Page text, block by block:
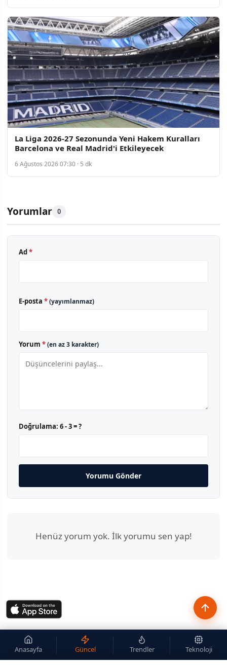
La Liga 2026-27 Sezonunda Yeni Hakem Kuralları
Barcelona ve Real Madrid'i Etkileyecek
6 Ağustos 2026 07:30 · 5 dk
Yorumlar 0
Ad*
E-posta *(yayımlanmaz)
Yorum *(en az 3 karakter)
Doğrulama: 6 - 3 = ?
Yorumu Gönder
Henüz yorum yok. İlk yorumu sen yap!
Anasayfa Güncel Trendler Teknoloji